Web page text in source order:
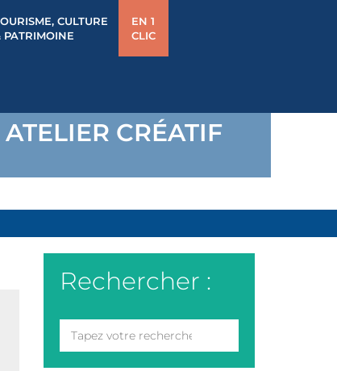
CULTURE
PATRIMOINE
EN 1
CLIC
CRÉATIF
Rechercher :